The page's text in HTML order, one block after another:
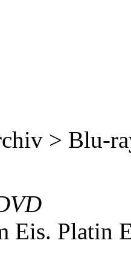
> Blu-
Eis. Platin